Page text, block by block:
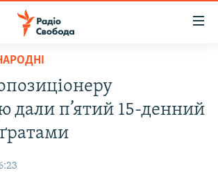
дали п’ятий 15-денний